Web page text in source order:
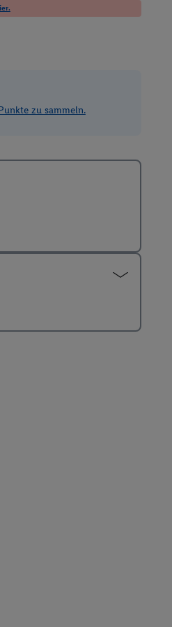
zu sammeln.